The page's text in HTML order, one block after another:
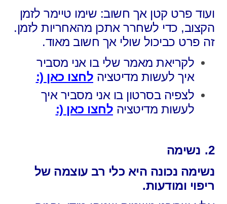
ועוד פרט קטן אך חשוב: שימו טיימר לזמן
הקצוב, כדי לשחרר אתכן מהאחריות לזמן.
זה פרט כביכול שולי אך חשוב מאוד.
לקריאת מאמר שלי בו אני מסביר
איך לעשות מדיטציה לחצו כאן (:
לצפיה בסרטון בו אני מסביר איך
לעשות מדיטציה לחצו כאן (:
2. נשימה
נשימה נכונה היא כלי רב עוצמה של
ריפוי ומודעות.